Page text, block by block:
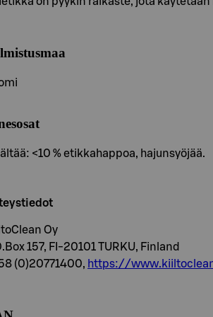
<10 % etikkahappoa, hajunsyöjää.
Oy
157, FI-20101 TURKU, Finland
(0)20771400, https://